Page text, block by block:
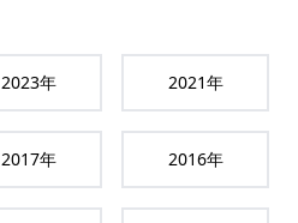
2023年 2021年
2017年 2016年